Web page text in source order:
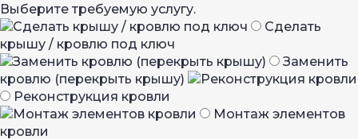
Выберите требуемую услугу.
Сделать
крышу / кровлю под ключ
Заменить
кровлю (перекрыть крышу)
Реконструкция кровли
Монтаж элементов
кровли